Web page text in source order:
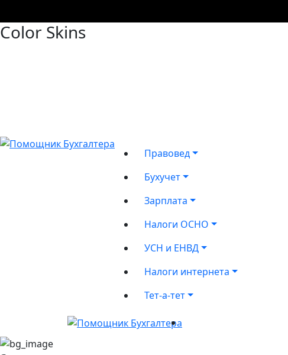
Color Skins
Правовед
Бухучет
Зарплата
Налоги ОСНО
УСН и ЕНВД
Налоги интернета
Тет-а-тет